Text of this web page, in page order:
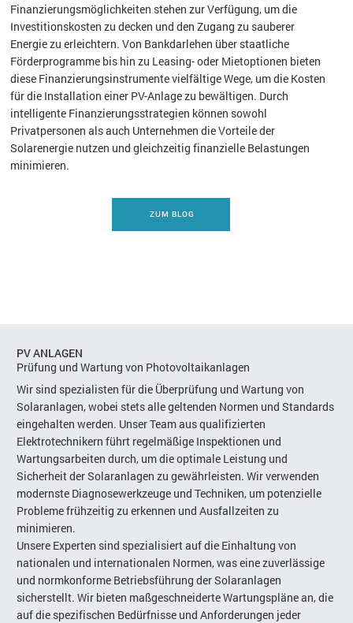
Finanzierungsmöglichkeiten stehen zur Verfügung, um die
Investitionskosten zu decken und den Zugang zu sauberer
Energie zu erleichtern. Von Bankdarlehen über staatliche
Förderprogramme bis hin zu Leasing- oder Mietoptionen bieten
diese Finanzierungsinstrumente vielfältige Wege, um die Kosten
für die Installation einer PV-Anlage zu bewältigen. Durch
intelligente Finanzierungsstrategien können sowohl
Privatpersonen als auch Unternehmen die Vorteile der
Solarenergie nutzen und gleichzeitig finanzielle Belastungen
minimieren.
ZUM BLOG
PV ANLAGEN
Prüfung und Wartung von Photovoltaikanlagen
Wir sind spezialisten für die Überprüfung und Wartung von
Solaranlagen, wobei stets alle geltenden Normen und Standards
eingehalten werden. Unser Team aus qualifizierten
Elektrotechnikern führt regelmäßige Inspektionen und
Wartungsarbeiten durch, um die optimale Leistung und
Sicherheit der Solaranlagen zu gewährleisten. Wir verwenden
modernste Diagnosewerkzeuge und Techniken, um potenzielle
Probleme frühzeitig zu erkennen und Ausfallzeiten zu
minimieren.
Unsere Experten sind spezialisiert auf die Einhaltung von
nationalen und internationalen Normen, was eine zuverlässige
und normkonforme Betriebsführung der Solaranlagen
sicherstellt. Wir bieten maßgeschneiderte Wartungspläne an, die
auf die spezifischen Bedürfnisse und Anforderungen jeder